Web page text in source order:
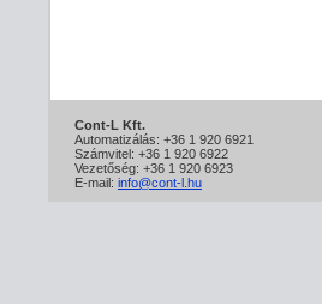
Cont-L Kft.
Automatizálás: +36 1 920 6921
Számvitel: +36 1 920 6922
Vezetőség: +36 1 920 6923
E-mail: info@cont-l.hu